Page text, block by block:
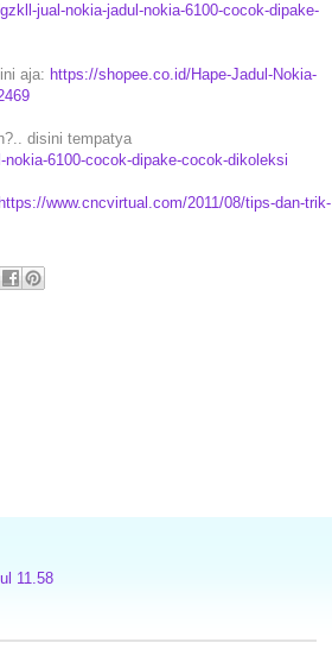
jual-nokia-jadul-nokia-6100-cocok-dipake-
aja: https://shopee.co.id/Hape-Jadul-Nokia-
disini tempatya
6100-cocok-dipake-cocok-dikoleksi
https://www.cncvirtual.com/2011/08/tips-dan-trik-
11.58